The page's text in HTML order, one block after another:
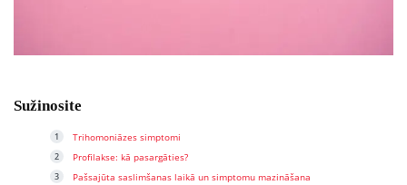
Sužinosite
Trihomoniāzes simptomi
Profilakse: kā pasargāties?
Pašsajūta saslimšanas laikā un simptomu mazināšana